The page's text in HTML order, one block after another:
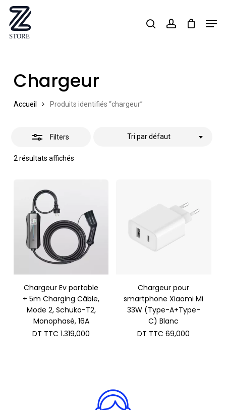
Skip
main
searchaccount
Chargeur
Accueil Produits identifiés “chargeur”
Filters
2 résultats affichés
Tri par défaut
Close
Chargeur Ev portable
+ 5m Charging Câble,
Mode 2, Schuko-T2,
Monophasé, 16A
DT TTC 1.319,000
Chargeur pour
smartphone Xiaomi Mi
33W (Type-A+Type-
C) Blanc
DT TTC 69,000